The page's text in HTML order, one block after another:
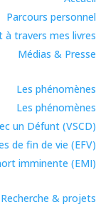
Parcours personnel
à travers mes livres
Médias & Presse
Les phénomènes
Les phénomènes
un Défunt (VSCD)
de fin de vie (EFV)
imminente (EMI)
Recherche & projets